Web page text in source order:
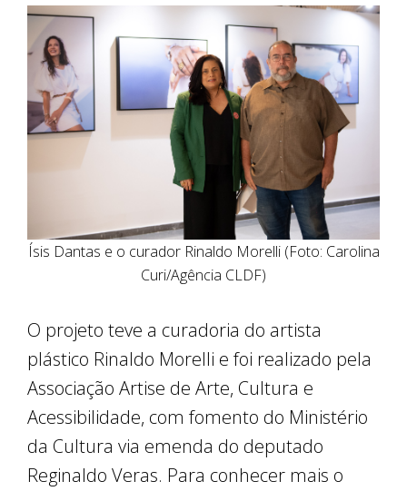
Ísis Dantas e o curador Rinaldo Morelli (Foto: Carolina
Curi/Agência CLDF)
O projeto teve a curadoria do artista
plástico Rinaldo Morelli e foi realizado pela
Associação Artise de Arte, Cultura e
Acessibilidade, com fomento do Ministério
da Cultura via emenda do deputado
Reginaldo Veras. Para conhecer mais o